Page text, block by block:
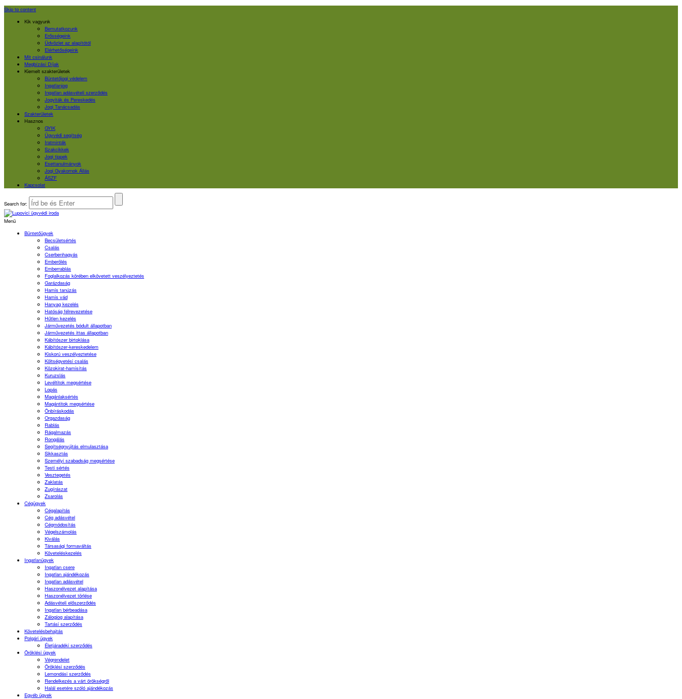
Skip to content
Kik vagyunk
Bemutatkozunk
Erősségeink
Üdvözlet az alapítótól
Elérhetőségeink
Mit csinálunk
Megbízási Díjak
Kiemelt szakterületek
Büntetőjogi védelem
Ingatlanjog
Ingatlan adásvételi szerződés
Jogviták és Pereskedés
Jogi Tanácsadás
Szakterületek
Hasznos
GYIK
Ügyvédi segítség
Iratminták
Szakcikkek
Jogi tippek
Esettanulmányok
Jogi Gyakornok Állás
ÁSZF
Kapcsolat
Search for:
Menü
Büntetőügyek
Becsületsértés
Csalás
Cserbenhagyás
Emberölés
Emberrablás
Foglalkozás körében elkövetett veszélyeztetés
Garázdaság
Hamis tanúzás
Hamis vád
Hanyag kezelés
Hatóság félrevezetése
Hűtlen kezelés
Járművezetés bódult állapotban
Járművezetés ittas állapotban
Kábítószer birtoklása
Kábítószer-kereskedelem
Kiskorú veszélyeztetése
Költségvetési csalás
Közokirat-hamisítás
Kuruzslás
Levéltitok megsértése
Lopás
Magánlaksértés
Magántitok megsértése
Önbíráskodás
Orgazdaság
Rablás
Rágalmazás
Rongálás
Segítségnyújtás elmulasztása
Sikkasztás
Személyi szabadság megsértése
Testi sértés
Vesztegetés
Zaklatás
Zugírászat
Zsarolás
Cégügyek
Cégalapítás
Cég adásvétel
Cégmódosítás
Végelszámolás
Kiválás
Társasági formaváltás
Követeléskezelés
Ingatlanügyek
Ingatlan csere
Ingatlan ajándékozás
Ingatlan adásvétel
Haszonélvezet alapítása
Haszonélvezet törlése
Adásvételi előszerződés
Ingatlan bérbeadása
Zálogjog alapítása
Tartási szerződés
Követelésbehajtás
Polgári ügyek
Életjáradéki szerződés
Öröklési ügyek
Végrendelet
Öröklési szerződés
Lemondási szerződés
Rendelkezés a várt örökségről
Halál esetére szóló ajándékozás
Egyéb ügyek